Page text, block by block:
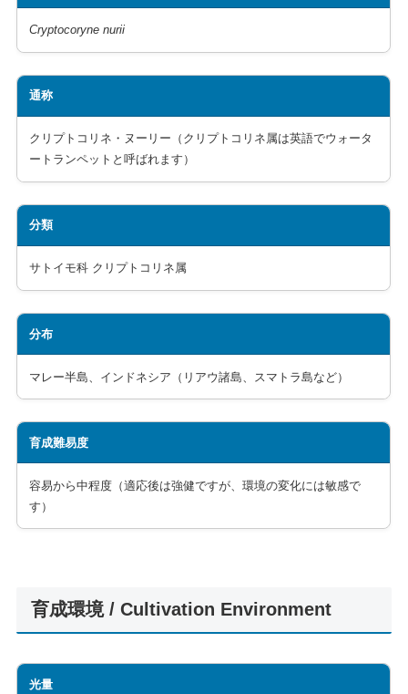
Cryptocoryne nurii
通称
クリプトコリネ・ヌーリー（クリプトコリネ属は英語でウォータ
ートランペットと呼ばれます）
分類
サトイモ科 クリプトコリネ属
分布
マレー半島、インドネシア（リアウ諸島、スマトラ島など）
育成難易度
容易から中程度（適応後は強健ですが、環境の変化には敏感で
す）
育成環境 / Cultivation Environment
光量